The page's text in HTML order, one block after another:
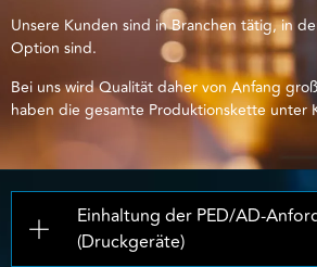
Unsere Kunden sind in Branchen tätig, in
Option sind.
Bei uns wird Qualität daher von Anfang
haben die gesamte Produktionskette unter
Einhaltung der PED/AD-
(Druckgeräte)